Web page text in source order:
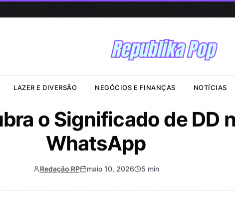
LAZER E DIVERSÃO NEGÓCIOS E FINANÇAS NOTÍCIAS
o Significado de DD
WhatsApp
Redação RP maio 10, 2026 5 min